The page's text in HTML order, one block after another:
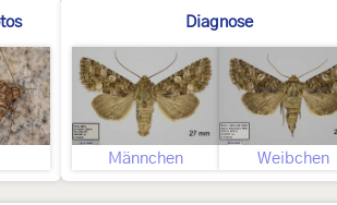
Diagnose
Männchen Weibchen